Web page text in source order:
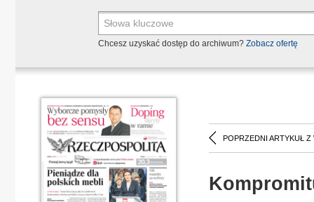
Chcesz uzyskać dostęp do archiwum? Zobacz ofertę
POPRZEDNI ARTYKUŁ Z